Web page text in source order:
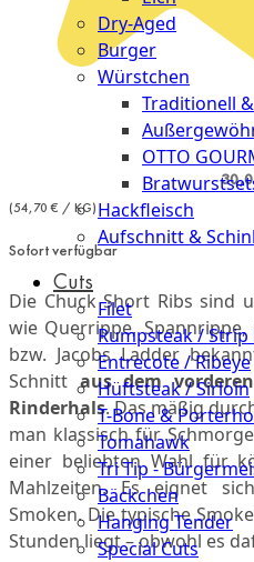
Dry-Aged
Burger
Würstchen
Traditionell
OTTO
Hackfleisch
Aufschnitt &
Cuts
Filet
Rumpsteak / Strip
Entrecote / Ribeye
Hüftsteak / Sirloin
T-Bone &
Tomahawk
Tri Tip -
Bäckchen
Hanging Tender
Special Cuts
(54,70 € / KG)
Sofort verfügbar
Die Chuck Short Ribs sind
wie Querrippe,
bzw. Jacobs Ladder
Schnittaus dem
Rinderhals. Das mäßig
man klassisch für
einer beliebten Wahl für
Mahlzeiten. Es eignet
Smoken. Die typische
Stunden liegt – obwohl es